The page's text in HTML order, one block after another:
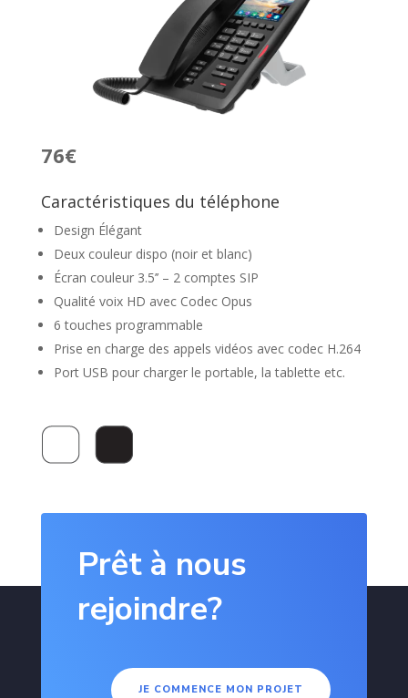
76€
Caractéristiques du téléphone
Design Élégant
Deux couleur dispo (noir et blanc)
Écran couleur 3.5’’ – 2 comptes SIP
Qualité voix HD avec Codec Opus
6 touches programmable
Prise en charge des appels vidéos avec codec H.264
Port USB pour charger le portable, la tablette etc.
Prêt à nous
rejoindre?
JE COMMENCE MON PROJET